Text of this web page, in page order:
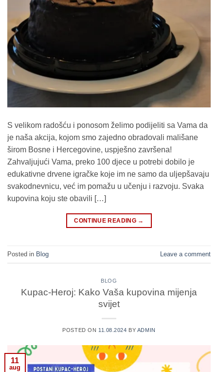
S velikom radošću i ponosom želimo podijeliti sa Vama da
je naša akcija, kojom smo zajedno obradovali mališane
širom Bosne i Hercegovine, uspješno završena!
Zahvaljujući Vama, preko 100 djece u potrebi dobilo je
edukativne drvene igračke koje im ne samo da uljepšavaju
svakodnevnicu, već im pomažu u učenju i razvoju. Svaka
kupovina koju ste obavili […]
CONTINUE READING →
Posted in Blog Leave a comment
BLOG
Kupac-Heroj: Kako Vaša kupovina mijenja
svijet
POSTED ON 11.08.2024 BY ADMIN
11
aug